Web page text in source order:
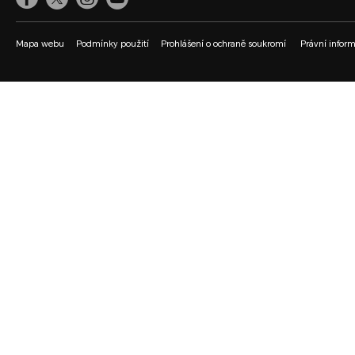
Mapa webu Podmínky použití Prohlášení o ochraně soukromí Právní